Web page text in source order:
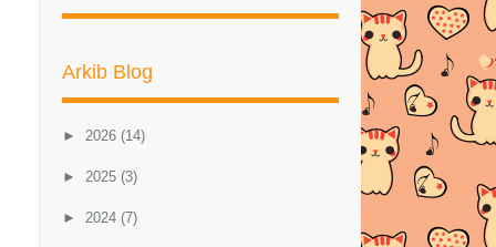
Arkib Blog
► 2026 (14)
► 2025 (3)
► 2024 (7)